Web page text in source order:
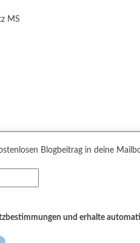
Blogbeitrag in deine
und erhalte